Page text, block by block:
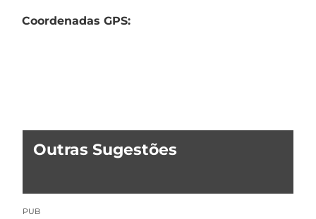
Coordenadas GPS:
Outras Sugestões
PUB